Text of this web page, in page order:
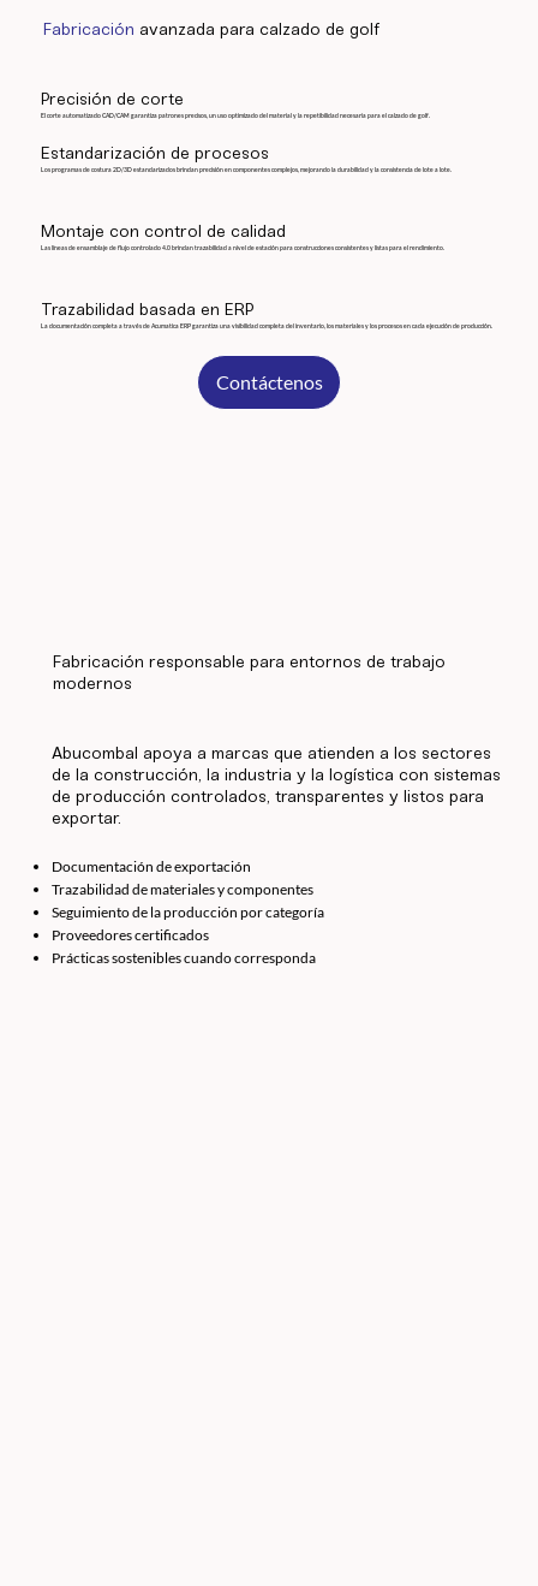
Fabricación avanzada para calzado de golf
Precisión de corte
El corte automatizado CAD/CAM garantiza patrones precisos, un uso optimizado del material y la repetibilidad necesaria para el calzado de golf.
Estandarización de procesos
Los programas de costura 2D/3D estandarizados brindan precisión en componentes complejos, mejorando la durabilidad y la consistencia de lote a lote.
Montaje con control de calidad
Las líneas de ensamblaje de flujo controlado 4.0 brindan trazabilidad a nivel de estación para construcciones consistentes y listas para el rendimiento.
Trazabilidad basada en ERP
La documentación completa a través de Acumatica ERP garantiza una visibilidad completa del inventario, los materiales y los procesos en cada ejecución de producción.
Contáctenos
Fabricación responsable para entornos de trabajo
modernos
Abucombal apoya a marcas que atienden a los sectores
de la construcción, la industria y la logística con sistemas
de producción controlados, transparentes y listos para
exportar.
Documentación de exportación
Trazabilidad de materiales y componentes
Seguimiento de la producción por categoría
Proveedores certificados
Prácticas sostenibles cuando corresponda